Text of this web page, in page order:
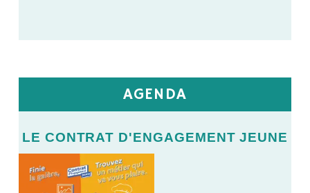
AGENDA
LE CONTRAT D'ENGAGEMENT JEUNE